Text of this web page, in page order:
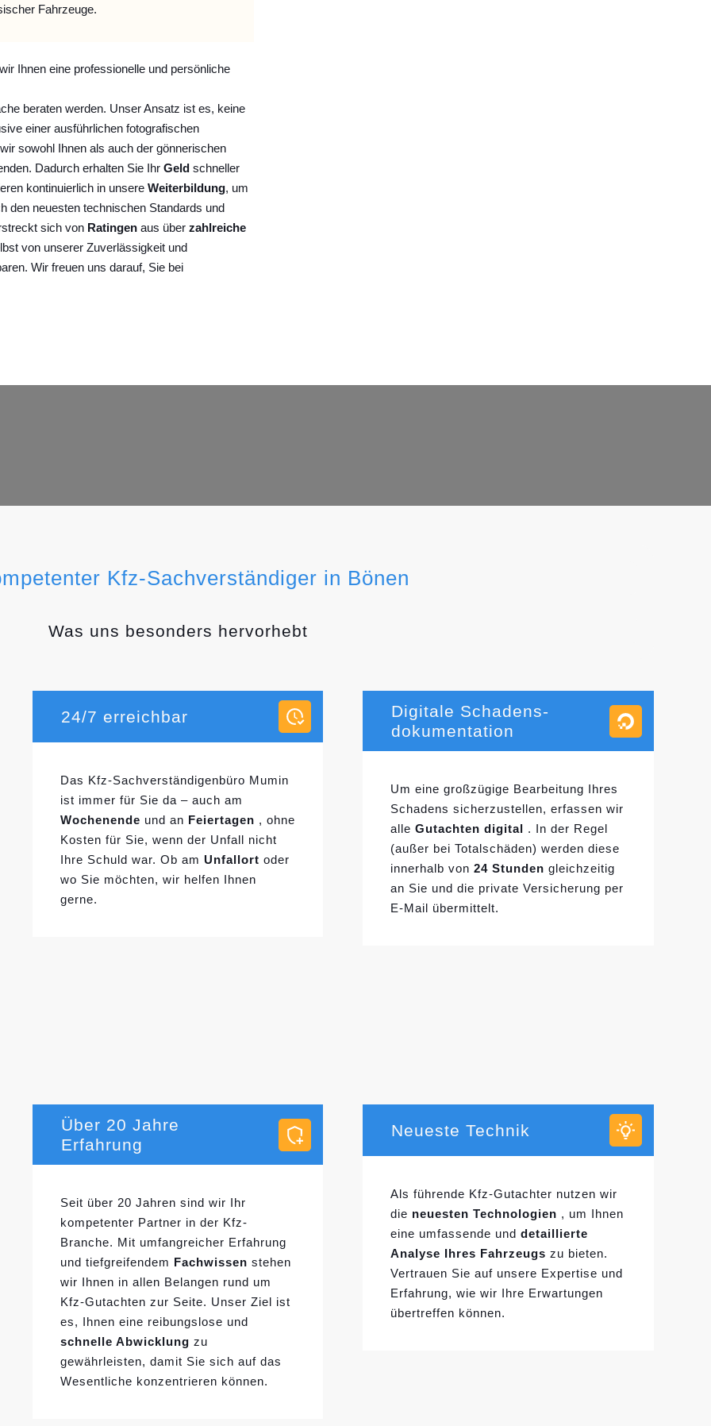
Fahrzeuge.
Ihnen eine professionelle und persönliche
beraten werden. Unser Ansatz ist es, keine
einer ausführlichen fotografischen
sowohl Ihnen als auch der gönnerischen
Dadurch erhalten Sie Ihr Geld schneller
kontinuierlich in unsere Weiterbildung, um
den neuesten technischen Standards und
sich von Ratingen aus über zahlreiche
von unserer Zuverlässigkeit und
Wir freuen uns darauf, Sie bei
Kfz-Sachverständiger in Bönen
Was uns besonders hervorhebt
24/7 erreichbar
Das Kfz-Sachverständigenbüro Mumin
ist immer für Sie da – auch am
Wochenende und an Feiertagen , ohne
Kosten für Sie, wenn der Unfall nicht
Ihre Schuld war. Ob am Unfallort oder
wo Sie möchten, wir helfen Ihnen
gerne.
Digitale Schadens-
dokumentation
Um eine großzügige Bearbeitung Ihres
Schadens sicherzustellen, erfassen wir
alleGutachten digital
. In der Regel
(außer bei Totalschäden) werden diese
innerhalb von24 Stunden gleichzeitig
an Sie und die private Versicherung per
E-Mail übermittelt.
Über 20 Jahre
Erfahrung
Seit über 20 Jahren sind wir Ihr
kompetenter Partner in der Kfz-
Branche. Mit umfangreicher Erfahrung
und tiefgreifendem Fachwissen stehen
wir Ihnen in allen Belangen rund um
Kfz-Gutachten zur Seite. Unser Ziel ist
es, Ihnen eine reibungslose und
schnelle Abwicklung zu
gewährleisten, damit Sie sich auf das
Wesentliche konzentrieren können.
Neueste Technik
Als führende Kfz-Gutachter nutzen wir
die neuesten Technologien , um Ihnen
eine umfassende unddetaillierte
Analyse Ihres Fahrzeugs zu bieten.
Vertrauen Sie auf unsere Expertise und
Erfahrung, wie wir Ihre Erwartungen
übertreffen können.